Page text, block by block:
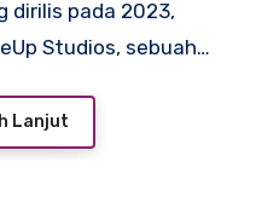
dirilis pada 2023,
Studios, sebuah…
Lanjut